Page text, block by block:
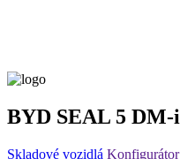
BYD SEAL 5 DM-i
Skladové vozidlá Konfigurátor